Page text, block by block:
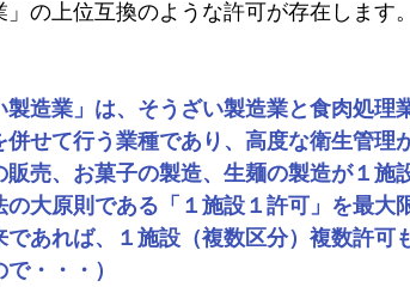
」の上位互換のような許可が存在しま
製造業」は、そうざい製造業と食肉処
併せて行う業種であり、高度な衛生管理
売、お菓子の製造、生麺の製造が１施
の大原則である「１施設１許可」を最大
であれば、１施設（複数区分）複数許可
・・・）